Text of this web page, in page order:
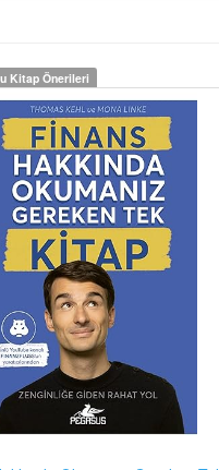
Kitap Önerileri